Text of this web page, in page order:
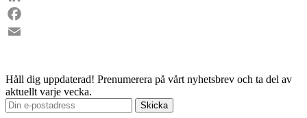
LinkedIn
Facebook
Håll dig uppdaterad! Prenumerera på vårt nyhetsbrev och ta del av
aktuellt varje vecka.